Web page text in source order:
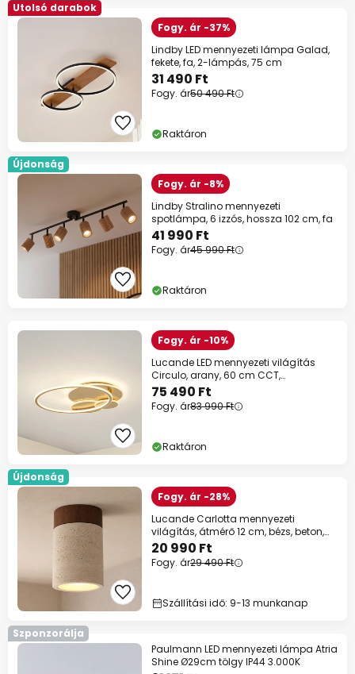
Utolsó darabok
Fogy. ár -37%
Lindby LED mennyezeti lámpa Galad,
fekete, fa, 2-lámpás, 75 cm
31 490 Ft
Fogy. ár50 490 Ft
Raktáron
Újdonság
Fogy. ár -8%
Lindby Stralino mennyezeti
spotlámpa, 6 izzós, hossza 102 cm, fa
41 990 Ft
Fogy. ár45 990 Ft
Raktáron
Fogy. ár -10%
Lucande LED mennyezeti világítás
Circulo, arany, 60 cm CCT,
dimmelhető
75 490 Ft
Fogy. ár83 990 Ft
Raktáron
Újdonság
Fogy. ár -28%
Lucande Carlotta mennyezeti
világítás, átmérő 12 cm, bézs, beton,
E27
20 990 Ft
Fogy. ár29 490 Ft
Szállítási idő: 9-13 munkanap
Szponzorálja
Paulmann LED mennyezeti lámpa Atria
Shine Ø29cm tölgy IP44 3.000K